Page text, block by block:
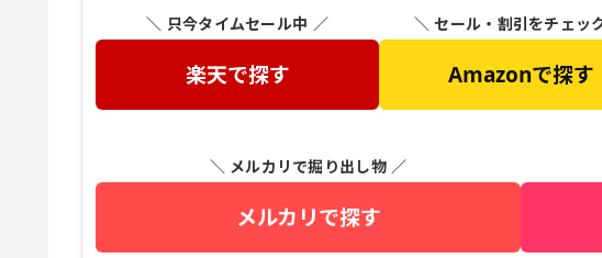
＼ 只今タイムセール中 ／
楽天で探す
＼ セール・割引をチェッ
Amazonで探す
＼ メルカリで掘り出し物 ／
メルカリで探す